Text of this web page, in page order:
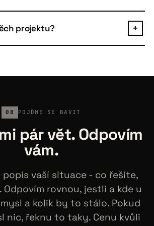
takže ho převezme jakýkoliv
kdykoliv.
projektu? +
08 POJĎME SE BAVIT
pár vět. Odpovím
vám.
vaší situace - co řešíte,
rovnou, jestli a kde u
a kolik by to stálo. Pokud
nic, řeknu to taky. Cenu kvůli